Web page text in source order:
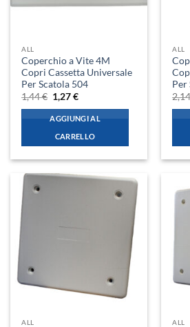
ALL
Coperchio a Vite 4M
Copri Cassetta Universale
Per Scatola 504
1,44€ Il
prezzo
originale
era:
1,44 €.
1,27€Il
attuale
è:
1,27 €.
AGGIUNGI AL
CARRELLO
ALL
Per
ALL ALL